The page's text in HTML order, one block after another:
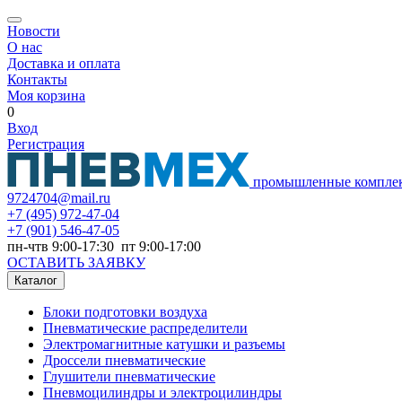
Новости
О нас
Доставка и оплата
Контакты
Моя корзина
0
Вход
Регистрация
промышленные
9724704@mail.ru
+7 (495) 972-47-04
+7 (901) 546-47-05
пн-чтв 9:00-17:30 пт 9:00-17:00
ОСТАВИТЬ ЗАЯВКУ
Каталог
Блоки подготовки воздуха
Пневматические распределители
Электромагнитные катушки и разъемы
Дроссели пневматические
Глушители пневматические
Пневмоцилиндры и электроцилиндры